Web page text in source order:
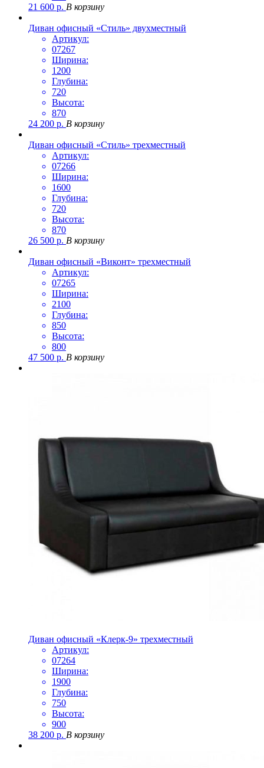
21 600 р. В корзину
Диван офисный «Стиль» двухместный
Артикул:
07267
Ширина:
1200
Глубина:
720
Высота:
870
24 200 р. В корзину
Диван офисный «Стиль» трехместный
Артикул:
07266
Ширина:
1600
Глубина:
720
Высота:
870
26 500 р. В корзину
Диван офисный «Виконт» трехместный
Артикул:
07265
Ширина:
2100
Глубина:
850
Высота:
800
47 500 р. В корзину
Диван офисный «Клерк-9» трехместный
Артикул:
07264
Ширина:
1900
Глубина:
750
Высота:
900
38 200 р. В корзину